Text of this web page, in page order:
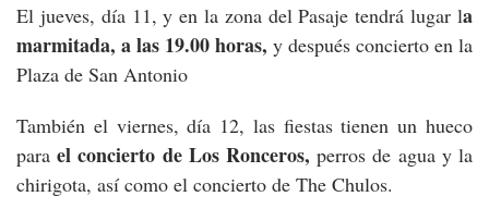
El jueves, día 11, y en la zona del Pasaje tendrá lugar la
marmitada, a las 19.00 horas, y después concierto en la
Plaza de San Antonio
También el viernes, día 12, las fiestas tienen un hueco
para el concierto de Los Ronceros, perros de agua y la
chirigota, así como el concierto de The Chulos.